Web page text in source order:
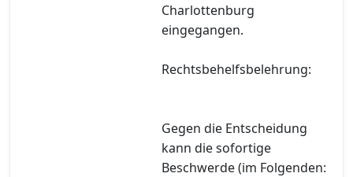
Charlottenburg
eingegangen.
Rechtsbehelfsbelehrung:
Gegen die Entscheidung
kann die sofortige
Beschwerde (im Folgenden: